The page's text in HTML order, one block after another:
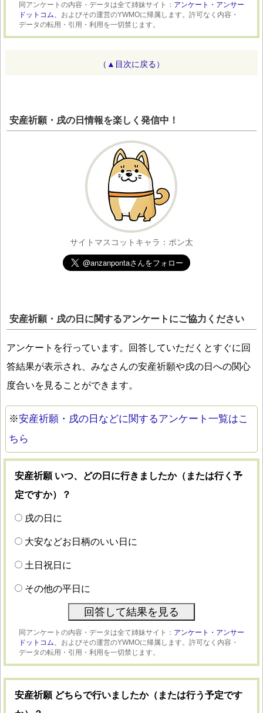
同アンケートの内容・データは全て姉妹サイト： アンケート・アンサー
ドットコム、 およびその運営のYWMOに帰属します。許可なく内容・
データの転用・引用・利用を一切禁じます。
（▲目次に戻る）
安産祈願・戌の日情報を楽しく発信中！
サイトマスコットキャラ：ポン太
安産祈願・戌の日に関するアンケートにご協力ください
アンケートを行っています。回答していただくとすぐに回
答結果が表示され、みなさんの安産祈願や戌の日への関心
度合いを見ることができます。
※安産祈願・戌の日などに関するアンケート一覧はこ
ちら
安産祈願 いつ、どの日に行きましたか（または行く予
定ですか）？
戌の日に
大安などお日柄のいい日に
土日祝日に
その他の平日に
同アンケートの内容・データは全て姉妹サイト： アンケート・アンサー
ドットコム、 およびその運営のYWMOに帰属します。許可なく内容・
データの転用・引用・利用を一切禁じます。
安産祈願 どちらで行いましたか（または行う予定です